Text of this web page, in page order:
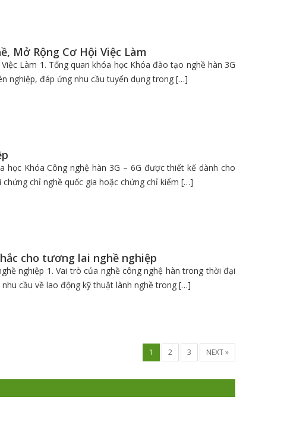
Mở Rộng Cơ Hội Việc Làm
Làm 1. Tổng quan khóa học Khóa đào tạo nghề hàn 3G
nghiệp, đáp ứng nhu cầu tuyển dụng trong […]
học Khóa Công nghệ hàn 3G – 6G được thiết kế dành cho
chỉ nghề quốc gia hoặc chứng chỉ kiểm […]
cho tương lai nghề nghiệp
nghiệp 1. Vai trò của nghề công nghệ hàn trong thời đại
cầu về lao động kỹ thuật lành nghề trong […]
1 2 3 NEXT »